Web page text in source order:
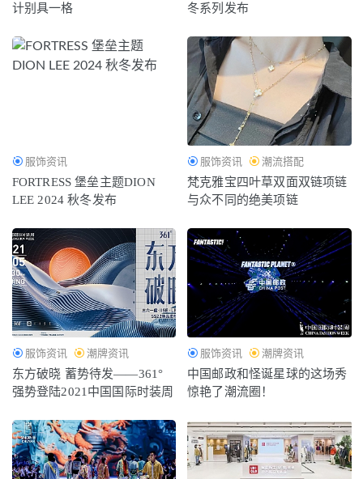
计别具一格
冬系列发布
服饰资讯
FORTRESS 堡垒主题DION
LEE 2024 秋冬发布
服饰资讯 潮流搭配
梵克雅宝四叶草双面双链项链
与众不同的绝美项链
服饰资讯 潮牌资讯
东方破晓 蓄势待发——361°
强势登陆2021中国国际时装周
服饰资讯 潮牌资讯
中国邮政和怪诞星球的这场秀
惊艳了潮流圈！